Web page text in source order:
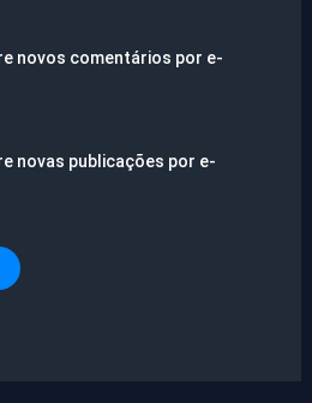
novos comentários por e-
novas publicações por e-